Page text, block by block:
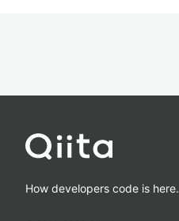
How developers code is here.